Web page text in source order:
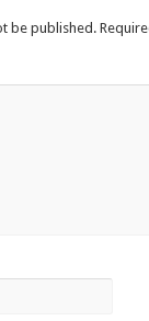
be published.